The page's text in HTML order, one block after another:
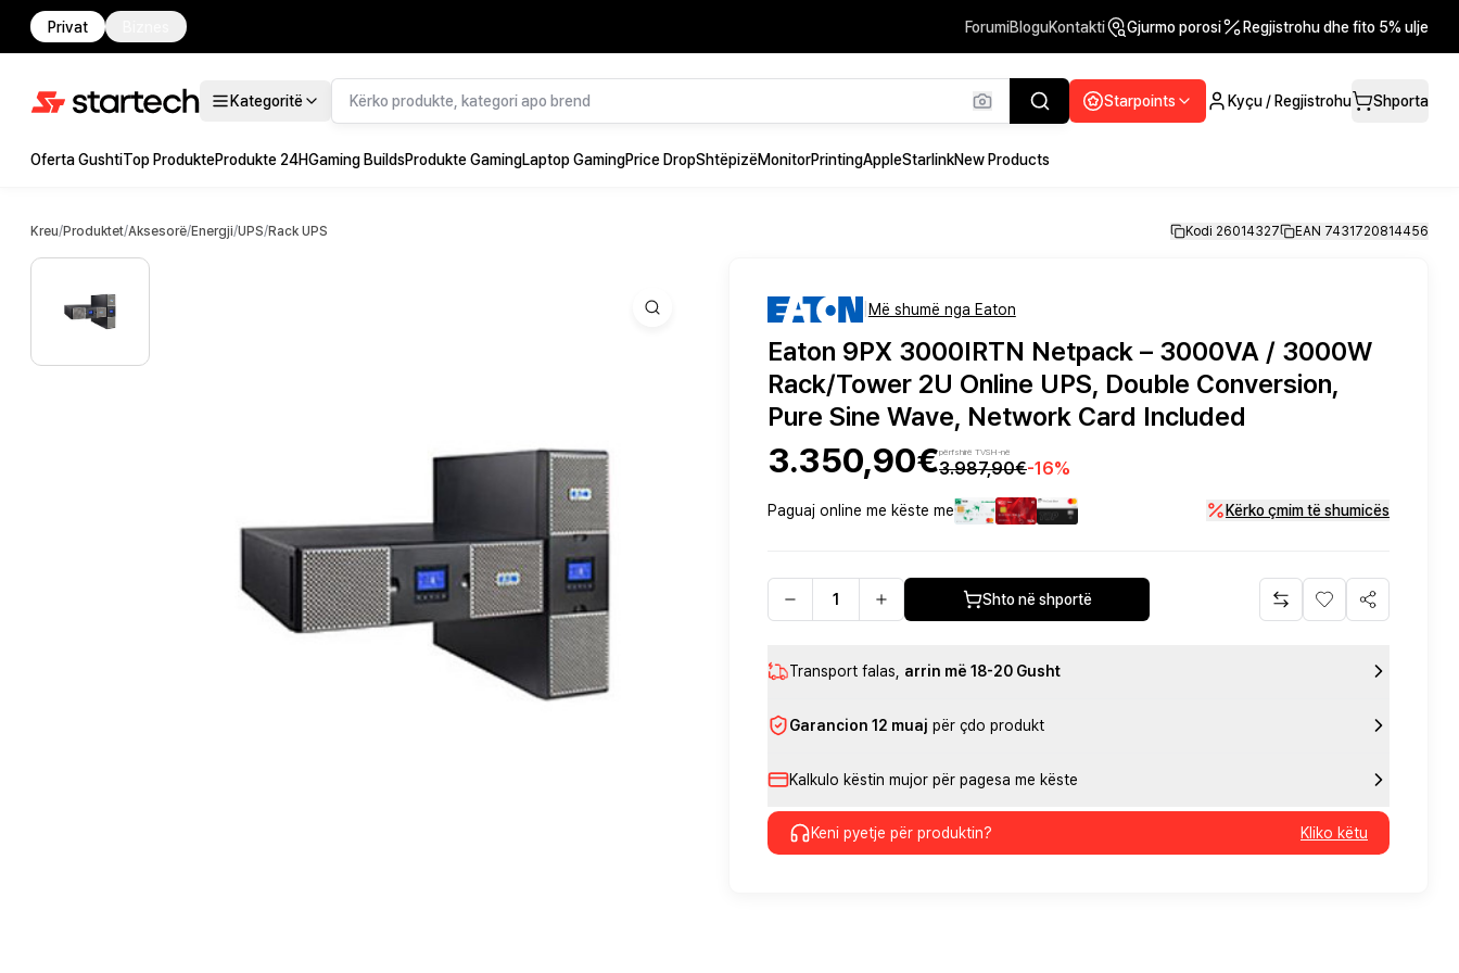
Privat ForumiBloguKontakti Gjurmo porosi Regjistrohu dhe fito 5% ulje
Kategoritë Starpoints Kyçu / Regjistrohu Shporta
Oferta GushtiTop ProdukteProdukte 24HGaming BuildsProdukte GamingLaptop GamingPrice DropShtëpizëMonitorPrintingAppleStarlinkNew Products
Kreu/Produktet/Aksesorë/Energji/UPS/Rack UPS Kodi 26014327 EAN 7431720814456
Më shumë nga Eaton
Eaton 9PX 3000IRTN Netpack – 3000VA / 3000W
Rack/Tower 2U Online UPS, Double Conversion,
Pure Sine Wave, Network Card Included
3.350,90€përfshirë TVSH-në
3.987,90€-16%
Paguaj online me këste me Kërko çmim të shumicës
Shto në shportë
Transport falas arrin më 18-20 Gusht
Garancion 12 muaj për çdo produkt
Kalkulo këstin mujor për pagesa me këste
Keni pyetje për produktin? Kliko këtu